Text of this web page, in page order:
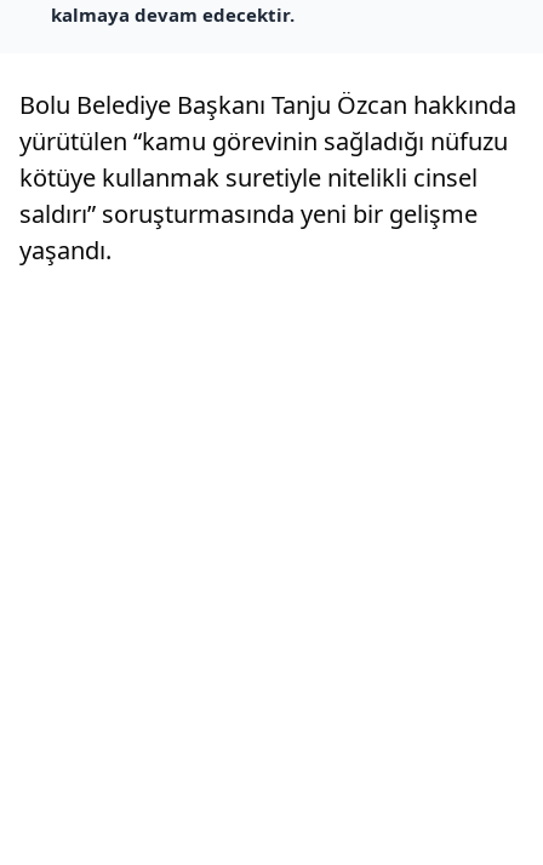
kalmaya devam edecektir.
Bolu Belediye Başkanı Tanju Özcan hakkında
yürütülen “kamu görevinin sağladığı nüfuzu
kötüye kullanmak suretiyle nitelikli cinsel
saldırı” soruşturmasında yeni bir gelişme
yaşandı.